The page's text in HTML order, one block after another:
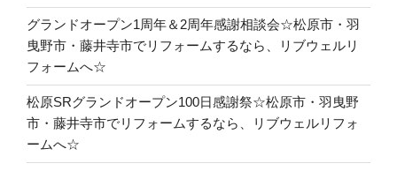
グランドオープン1周年＆2周年感謝相談会☆松原市・羽
曳野市・藤井寺市でリフォームするなら、リブウェルリ
フォームへ☆
松原SRグランドオープン100日感謝祭☆松原市・羽曳野
市・藤井寺市でリフォームするなら、リブウェルリフォ
ームへ☆